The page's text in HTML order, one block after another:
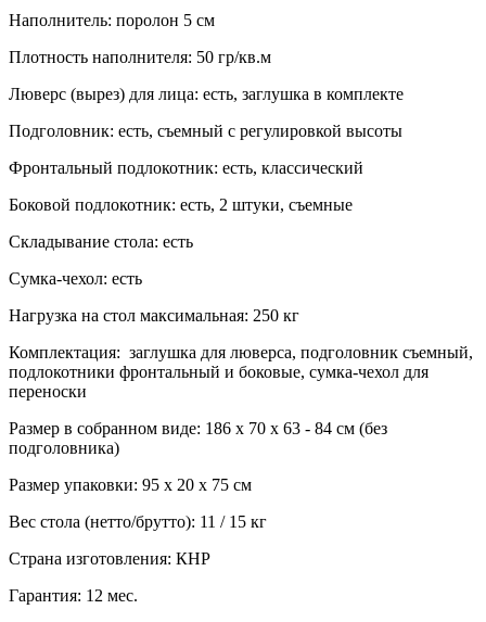
Наполнитель: поролон 5 см
Плотность наполнителя: 50 гр/кв.м
Люверс (вырез) для лица: есть, заглушка в комплекте
Подголовник: есть, съемный с регулировкой высоты
Фронтальный подлокотник: есть, классический
Боковой подлокотник: есть, 2 штуки, съемные
Складывание стола: есть
Сумка-чехол: есть
Нагрузка на стол максимальная: 250 кг
Комплектация: заглушка для люверса, подголовник съемный,
подлокотники фронтальный и боковые, сумка-чехол для
переноски
Размер в собранном виде: 186 х 70 х 63 - 84 см (без
подголовника)
Размер упаковки: 95 х 20 х 75 см
Вес стола (нетто/брутто): 11 / 15 кг
Страна изготовления: КНР
Гарантия: 12 мес.